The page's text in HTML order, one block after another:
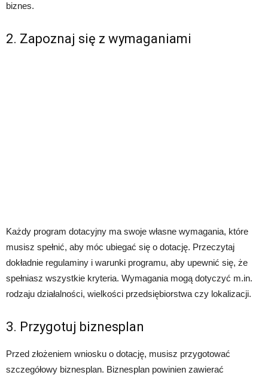
biznes.
2. Zapoznaj się z wymaganiami
Każdy program dotacyjny ma swoje własne wymagania, które
musisz spełnić, aby móc ubiegać się o dotację. Przeczytaj
dokładnie regulaminy i warunki programu, aby upewnić się, że
spełniasz wszystkie kryteria. Wymagania mogą dotyczyć m.in.
rodzaju działalności, wielkości przedsiębiorstwa czy lokalizacji.
3. Przygotuj biznesplan
Przed złożeniem wniosku o dotację, musisz przygotować
szczegółowy biznesplan. Biznesplan powinien zawierać